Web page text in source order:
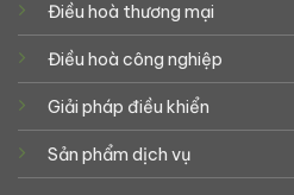
Điều hoà thương mại
Điều hoà công nghiệp
Giải pháp điều khiển
Sản phẩm dịch vụ